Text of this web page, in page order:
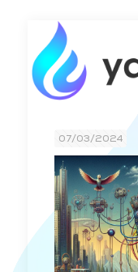
07/03/2024